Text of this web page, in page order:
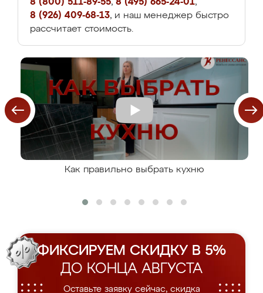
8 (800) 511-89-55, 8 (495) 665-24-01,
8 (926) 409-68-13, и наш менеджер быстро
рассчитает стоимость.
Как правильно выбрать кухню
ФИКСИРУЕМ СКИДКУ В 5%
ДО КОНЦА АВГУСТА
Оставьте заявку сейчас, скидка